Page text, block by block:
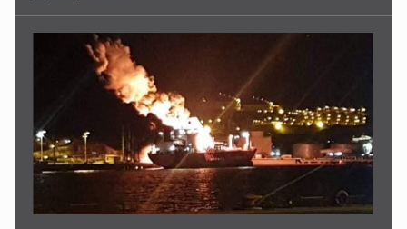
Ərdoğana sui-qəsd planının iştirakçısı detalları açıqladı